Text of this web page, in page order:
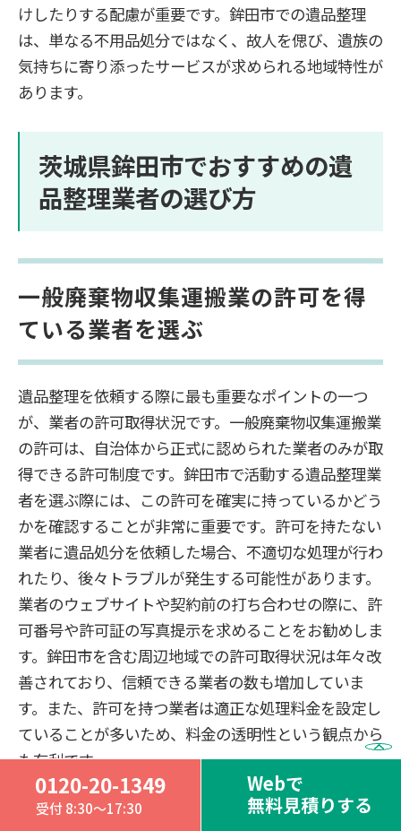
0120-20-1349
受付 8:30～17:30
Webで
無料見積りする
けしたりする配慮が重要です。鉾田市での遺品整理
は、単なる不用品処分ではなく、故人を偲び、遺族の
気持ちに寄り添ったサービスが求められる地域特性が
あります。
茨城県鉾田市でおすすめの遺
品整理業者の選び方
一般廃棄物収集運搬業の許可を得
ている業者を選ぶ
遺品整理を依頼する際に最も重要なポイントの一つ
が、業者の許可取得状況です。一般廃棄物収集運搬業
の許可は、自治体から正式に認められた業者のみが取
得できる許可制度です。鉾田市で活動する遺品整理業
者を選ぶ際には、この許可を確実に持っているかどう
かを確認することが非常に重要です。許可を持たない
業者に遺品処分を依頼した場合、不適切な処理が行わ
れたり、後々トラブルが発生する可能性があります。
業者のウェブサイトや契約前の打ち合わせの際に、許
可番号や許可証の写真提示を求めることをお勧めしま
す。鉾田市を含む周辺地域での許可取得状況は年々改
善されており、信頼できる業者の数も増加していま
す。また、許可を持つ業者は適正な処理料金を設定し
ていることが多いため、料金の透明性という観点から
も有利です。